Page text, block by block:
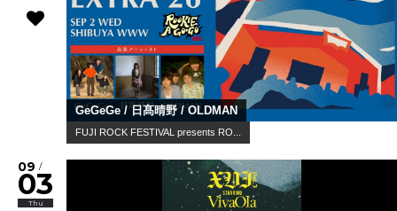
GeGeGe / 日髙晴野 / OLDMAN
FUJI ROCK FESTIVAL presents RO...
09 /
03
Thu